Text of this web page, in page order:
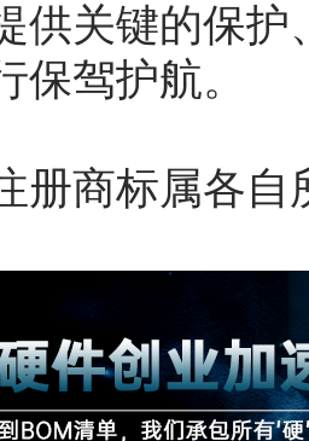
供关键的保
保驾护航。
册商标属各自